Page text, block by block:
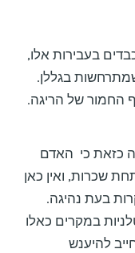
בעבירות אלו,
בגללן.
החמור של הריגה.
כזאת כי האדם
שכרות, ואין כאן
בעת נהיגה.
במקרים כאלו
להיענש